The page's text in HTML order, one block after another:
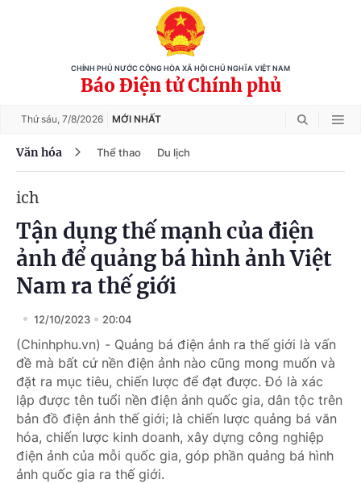
CHÍNH PHỦ NƯỚC CỘNG HÒA XÃ HỘI CHỦ NGHĨA VIỆT NAM
Báo Điện tử Chính phủ
Thứ sáu, 7/8/2026 MỚI NHẤT
Văn hóa Thể thao Du lịch
ich
Tận dụng thế mạnh của điện
ảnh để quảng bá hình ảnh Việt
Nam ra thế giới
12/10/2023 20:04
(Chinhphu.vn) - Quảng bá điện ảnh ra thế giới là vấn
đề mà bất cứ nền điện ảnh nào cũng mong muốn và
đặt ra mục tiêu, chiến lược để đạt được. Đó là xác
lập được tên tuổi nền điện ảnh quốc gia, dân tộc trên
bản đồ điện ảnh thế giới; là chiến lược quảng bá văn
hóa, chiến lược kinh doanh, xây dựng công nghiệp
điện ảnh của mỗi quốc gia, góp phần quảng bá hình
ảnh quốc gia ra thế giới.